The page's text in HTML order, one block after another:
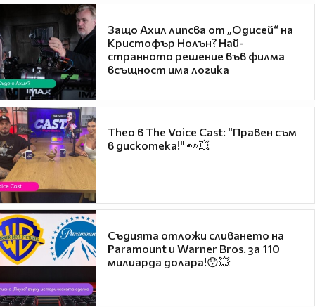
Защо Ахил липсва от „Одисей“ на
Кристофър Нолън? Най-
странното решение във филма
всъщност има логика
Theo в The Voice Cast: "Правен съм
в дискотека!" 👀💥
Съдията отложи сливането на
Paramount и Warner Bros. за 110
милиарда долара!😯💥